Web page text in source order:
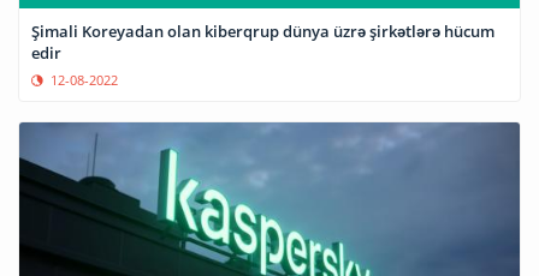
Şimali Koreyadan olan kiberqrup dünya üzrə şirkətlərə hücum
edir
12-08-2022